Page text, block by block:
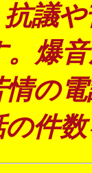
議
爆
の
件